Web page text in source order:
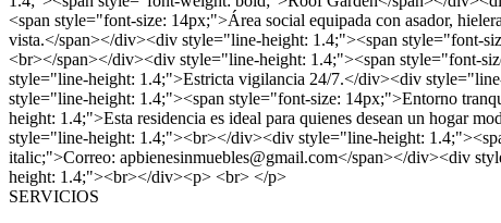
<span style="font-size: 14px;">Área social equipada con asador,
vista.</span></div><div style="line-height: 1.4;"><span style="font-
<br></span></div><div style="line-height: 1.4;"><span style="font-
style="line-height: 1.4;">Estricta vigilancia 24/7.</div><div
style="line-height: 1.4;"><span style="font-size: 14px;">Entorno
height: 1.4;">Esta residencia es ideal para quienes desean un hogar
style="line-height: 1.4;"><br></div><div style="line-height:
italic;">Correo: apbienesinmuebles@gmail.com</span></div><div
height: 1.4;"><br></div><p> <br> </p>
SERVICIOS